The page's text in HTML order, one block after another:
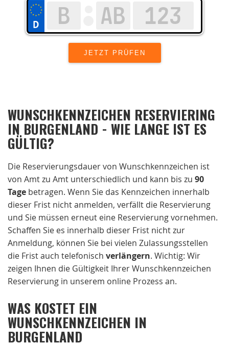
WUNSCHKENNZEICHEN RESERVIERING
IN BURGENLAND - WIE LANGE IST ES
GÜLTIG?
Die Reservierungsdauer von Wunschkennzeichen ist
von Amt zu Amt unterschiedlich und kann bis zu 90
Tage betragen. Wenn Sie das Kennzeichen innerhalb
dieser Frist nicht anmelden, verfällt die Reservierung
und Sie müssen erneut eine Reservierung vornehmen.
Schaffen Sie es innerhalb dieser Frist nicht zur
Anmeldung, können Sie bei vielen Zulassungsstellen
die Frist auch telefonisch verlängern. Wichtig: Wir
zeigen Ihnen die Gültigkeit Ihrer Wunschkennzeichen
Reservierung in unserem online Prozess an.
WAS KOSTET EIN
WUNSCHKENNZEICHEN IN
BURGENLAND